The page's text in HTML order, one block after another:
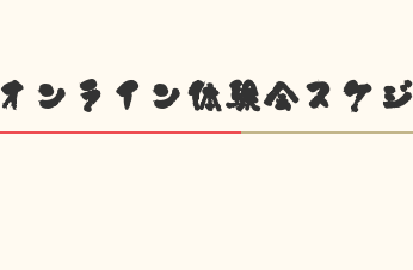
オンライン体験会スケ